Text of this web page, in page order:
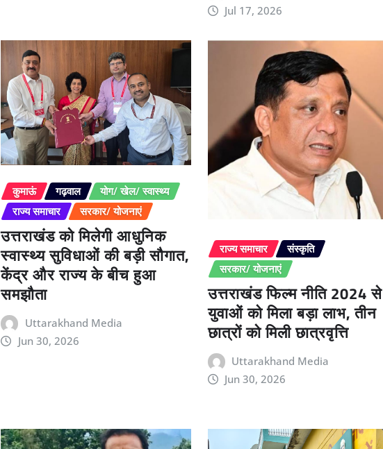
Jul 17, 2026
कुमाऊं गढ़वाल
योग/ खेल/ स्वास्थ्य
राज्य समाचार
सरकार/ योजनाएं
उत्तराखंड को मिलेगी आधुनिक
स्वास्थ्य सुविधाओं की बड़ी सौगात,
केंद्र और राज्य के बीच हुआ
समझौता
Uttarakhand Media
Jun 30, 2026
राज्य समाचार
संस्कृति
सरकार/ योजनाएं
उत्तराखंड फिल्म नीति 2024 से
युवाओं को मिला बड़ा लाभ, तीन
छात्रों को मिली छात्रवृत्ति
Uttarakhand Media
Jun 30, 2026